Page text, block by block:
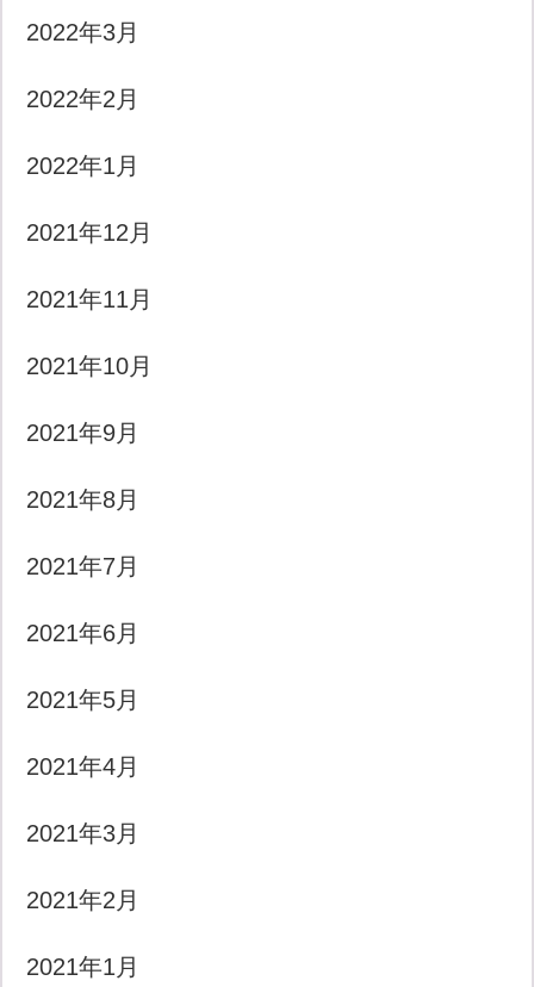
2022年3月
2022年2月
2022年1月
2021年12月
2021年11月
2021年10月
2021年9月
2021年8月
2021年7月
2021年6月
2021年5月
2021年4月
2021年3月
2021年2月
2021年1月